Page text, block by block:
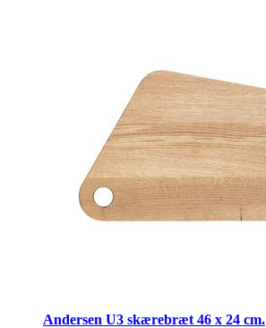
Andersen U3 skærebræt 46 x 24 cm.